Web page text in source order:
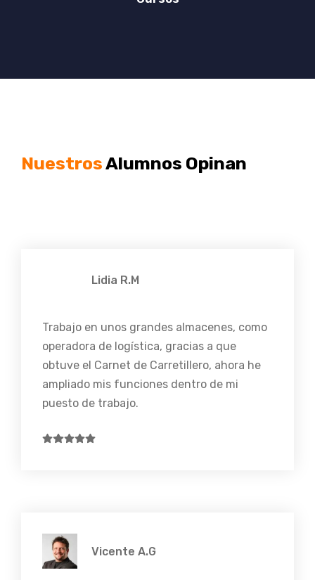
NuestrosAlumnos Opinan
Lidia R.M
Trabajo en unos grandes almacenes, como
operadora de logística, gracias a que
obtuve el Carnet de Carretillero, ahora he
ampliado mis funciones dentro de mi
puesto de trabajo.
Vicente A.G